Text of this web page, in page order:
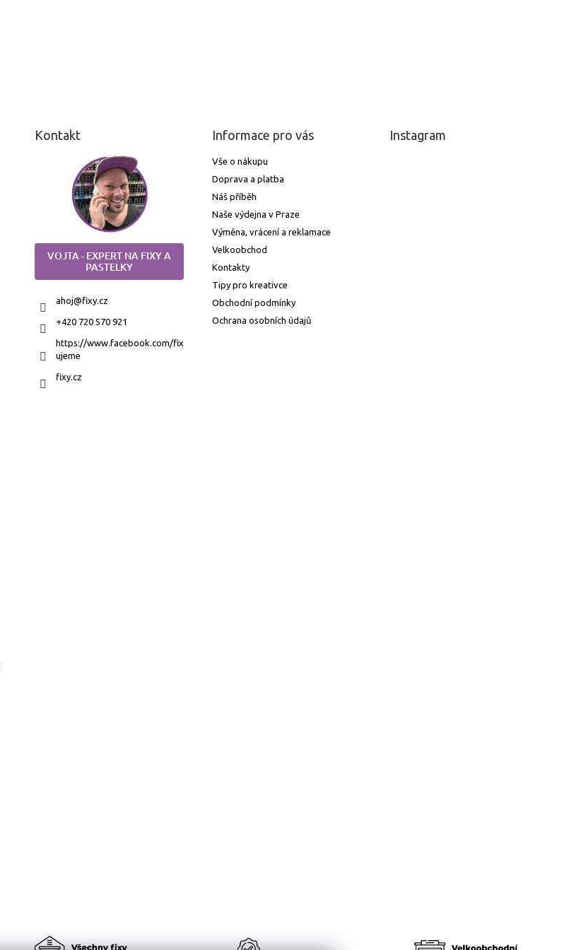
Kontakt
VOJTA - EXPERT NA FIXY A
PASTELKY
ahoj@fixy.cz
+420 720 570 921
https://www.facebook.com/fix
ujeme
fixy.cz
Informace pro vás
Vše o nákupu
Doprava a platba
Náš příběh
Naše výdejna v Praze
Výměna, vrácení a reklamace
Velkoobchod
Kontakty
Tipy pro kreativce
Obchodní podmínky
Ochrana osobních údajů
Instagram